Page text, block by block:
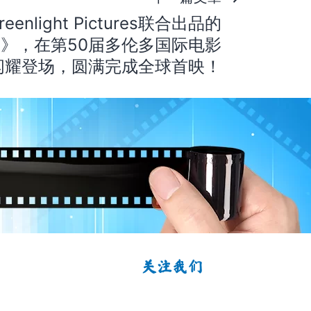
Pictures联合出品的
，在第50届多伦多国际电影
登场，圆满完成全球首映！
关注我们